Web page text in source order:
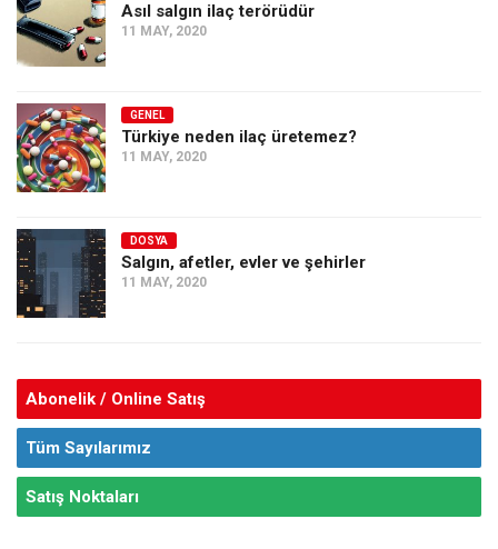
Asıl salgın ilaç terörüdür
11 MAY, 2020
GENEL
Türkiye neden ilaç üretemez?
11 MAY, 2020
DOSYA
Salgın, afetler, evler ve şehirler
11 MAY, 2020
Abonelik / Online Satış
Tüm Sayılarımız
Satış Noktaları